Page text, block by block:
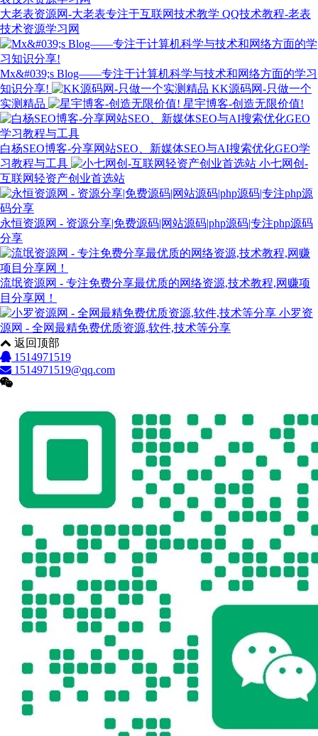
大老表资源网-大老表专注于互联网技术教学 QQ技术教程-老表
技术资源学习网
Mx&#039;s Blog——专注于计算机科学与技术和网络方面的学习
知识分享!
KK源码网-只做一个
实测精品
星宇博客-创造无限价值!
白杨SEO博客-分享网站SEO、新媒体SEO与AI搜索优化GEO学
习教程与工具
小七网创-
互联网轻资产创业首选站
永恒资源网 - 资源分享|免费源码|网站源码|php源码|专注php源码
分享
流氓资源网 - 专注免费分享最优质的网络资源,技术教程,网赚项
目分享网！
小罗资
源网 - 全网最精免费优质资源,软件,技术等分享
返回顶部
1514971519
1514971519@qq.com